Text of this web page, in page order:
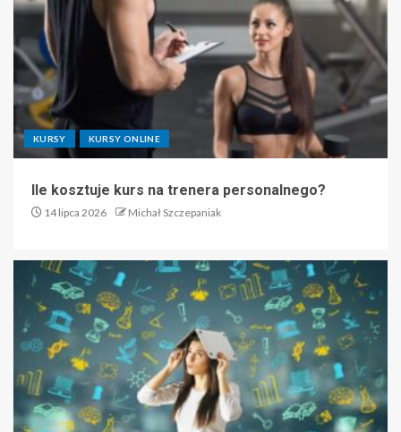
KURSY KURSY ONLINE
Ile kosztuje kurs na trenera personalnego?
14 lipca 2026 Michał Szczepaniak